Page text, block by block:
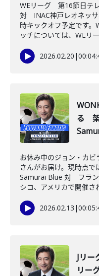
WEリーグ 第16節日テ
対 INAC神戸レオネッ
時キックオフ予定です。
ッチについては、WEリ
2026.02.20 |
る 架
お休み中のジョン・カ
さんがお届け。現時点
Samurai Blue 対 フラン
シコ、アメリカで開催さ
2026.02.13 |
Jリ
リー